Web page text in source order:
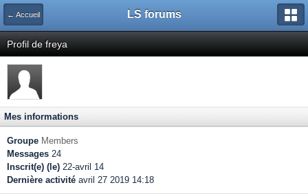
← Accueil LS forums
Profil de freya
Mes informations
Groupe Members
Messages 24
Inscrit(e) (le) 22-avril 14
Dernière activité avril 27 2019 14:18